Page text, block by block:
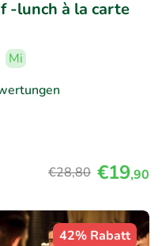
-lunch à la carte
Mi
€28,80 €19,90
42% Rabatt